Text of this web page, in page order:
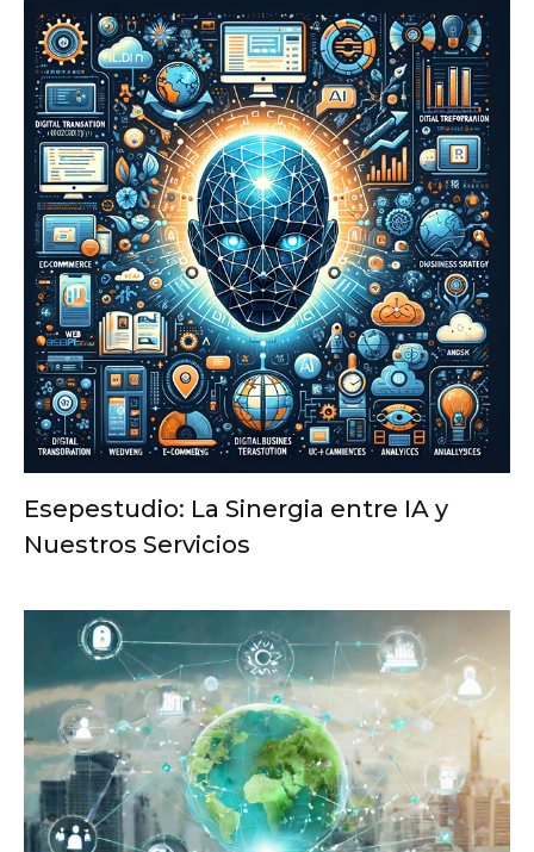
Esepestudio: La Sinergia entre IA y
Nuestros Servicios